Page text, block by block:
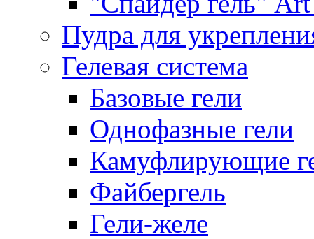
Пудра для
Гелевая система
Базовые гели
Однофазные гели
Камуфлирующие
Файбергель
Гели-желе